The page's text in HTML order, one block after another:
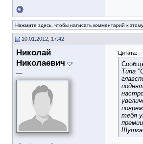
Нажмите здесь, чтобы написать комментарий к
10.01.2012, 17:42
Николай
Николаевич
Цитата:
Типа
тебя
Шутка.